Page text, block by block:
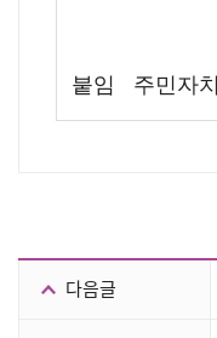
붙임 주민자
다음글